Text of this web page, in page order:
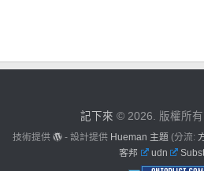
記下來 © 2026. 版權所有
技術提供 - 設計提供 Hueman 主題 (分流:
客邦
udn